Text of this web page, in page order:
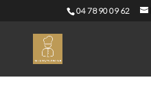
04 78 90 09 62